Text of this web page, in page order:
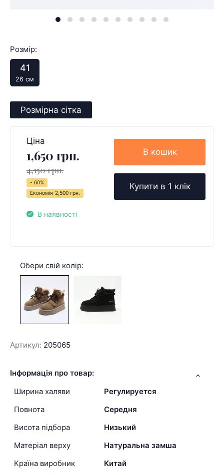
Розмір:
41
26 см
Розмірна сітка
Ціна
1,650 грн.
4,150 грн.
- 60%
Економія 2,500 грн.
В наявності
В кошик
Купити в 1 клік
Обери свій колір:
Артикул: 205065
Інформація про товар:
Ширина халяви
Регулируется
Повнота
Середня
Висота підбора
Низький
Матеріал верху
Натуральна замша
Країна виробник
Китай